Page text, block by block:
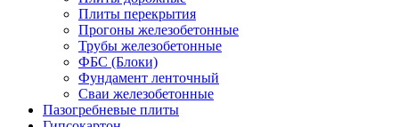
Плиты перекрытия
Прогоны железобетонные
Трубы железобетонные
ФБС (Блоки)
Фундамент ленточный
Сваи железобетонные
Пазогребневые плиты